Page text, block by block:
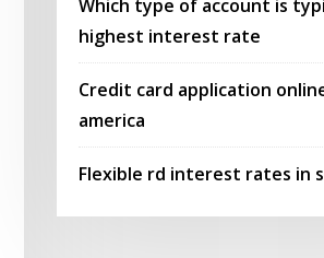
Which type of account is
highest interest rate
Credit card application
america
Flexible rd interest rates in